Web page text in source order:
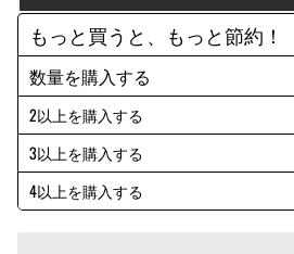
もっと買うと、もっと節約！
数量を購入する
2以上を購入する
3以上を購入する
4以上を購入する